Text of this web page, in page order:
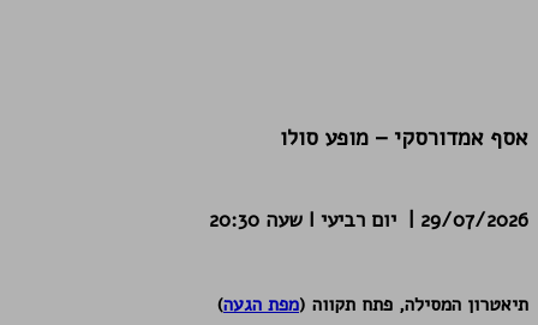
אסף אמדורסקי – מופע סולו
29/07/2026 | יום רביעי I שעה 20:30
תיאטרון המסילה, פתח תקווה (מפת הגעה)